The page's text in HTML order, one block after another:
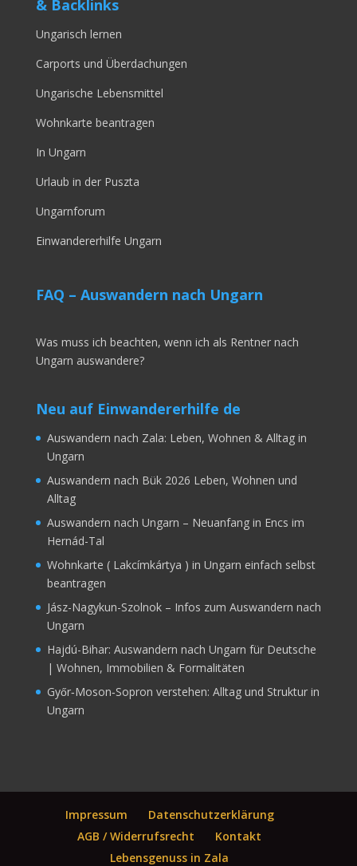
& Backlinks
Ungarisch lernen
Carports und Überdachungen
Ungarische Lebensmittel
Wohnkarte beantragen
In Ungarn
Urlaub in der Puszta
Ungarnforum
Einwandererhilfe Ungarn
FAQ – Auswandern nach Ungarn
Was muss ich beachten, wenn ich als Rentner nach
Ungarn auswandere?
Neu auf Einwandererhilfe de
Auswandern nach Zala: Leben, Wohnen & Alltag in
Ungarn
Auswandern nach Bük 2026 Leben, Wohnen und
Alltag
Auswandern nach Ungarn – Neuanfang in Encs im
Hernád-Tal
Wohnkarte ( Lakcímkártya ) in Ungarn einfach selbst
beantragen
Jász-Nagykun-Szolnok – Infos zum Auswandern nach
Ungarn
Hajdú-Bihar: Auswandern nach Ungarn für Deutsche
| Wohnen, Immobilien & Formalitäten
Győr‑Moson‑Sopron verstehen: Alltag und Struktur in
Ungarn
Impressum
Datenschutzerklärung
AGB / Widerrufsrecht
Kontakt
Lebensgenuss in Zala